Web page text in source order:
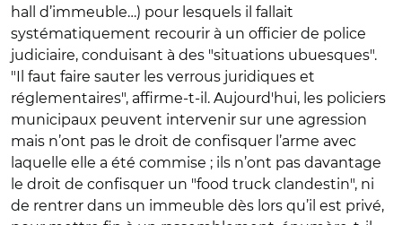
hall d’immeuble…) pour lesquels il fallait
systématiquement recourir à un officier de police
judiciaire, conduisant à des "situations ubuesques".
"Il faut faire sauter les verrous juridiques et
réglementaires", affirme-t-il. Aujourd'hui, les policiers
municipaux peuvent intervenir sur une agression
mais n’ont pas le droit de confisquer l’arme avec
laquelle elle a été commise ; ils n’ont pas davantage
le droit de confisquer un "food truck clandestin", ni
de rentrer dans un immeuble dès lors qu’il est privé,